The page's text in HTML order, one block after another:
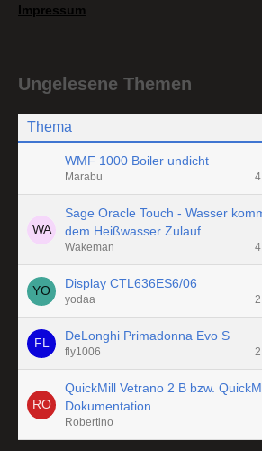
Impressum
Ungelesene Themen
Thema
WMF 1000 Boiler undicht
Marabu
Sage Oracle Touch - Wasser
dem Heißwasser Zulauf
Wakeman
Display CTL636ES6/06
yodaa
DeLonghi Primadonna Evo S
fly1006
QuickMill Vetrano 2 B bzw.
Dokumentation
Robertino